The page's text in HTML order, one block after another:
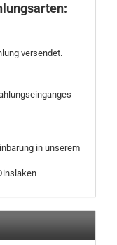
versendet.
in unserem